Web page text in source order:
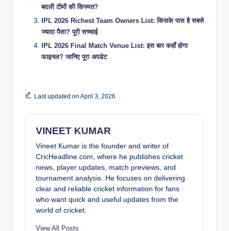
बदली टीमों की किस्मत?
IPL 2026 Richest Team Owners List: किसके पास है सबसे
ज्यादा पैसा? पूरी सच्चाई
IPL 2026 Final Match Venue List: इस बार कहाँ होगा
फाइनल? जानिए पूरा अपडेट
Last updated on April 3, 2026
VINEET KUMAR
Vineet Kumar is the founder and writer of
CricHeadline.com, where he publishes cricket
news, player updates, match previews, and
tournament analysis. He focuses on delivering
clear and reliable cricket information for fans
who want quick and useful updates from the
world of cricket.
View All Posts